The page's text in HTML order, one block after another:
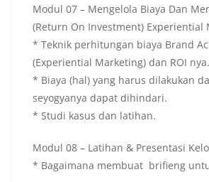
Modul 07 – Mengelola Biaya Dan
(Return On Investment) Experiential
* Teknik perhitungan biaya Brand
(Experiential Marketing) dan ROI nya.
* Biaya (hal) yang harus dilakukan
seyogyanya dapat dihindari.
* Studi kasus dan latihan.
Modul 08 – Latihan & Presentasi
* Bagaimana membuat brifieng